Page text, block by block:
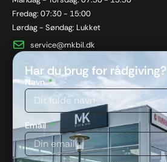
Fredag: 07:30 - 15:00
Lørdag - Søndag: Lukket
service@mkbil.dk
Har du brug for rådgiving?
Navn
Email